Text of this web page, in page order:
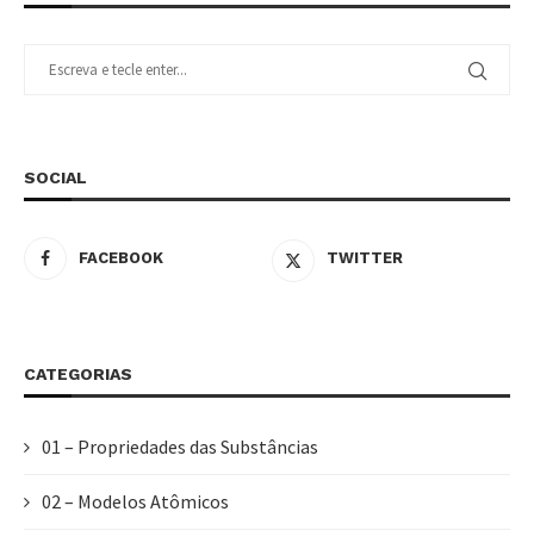
SOCIAL
FACEBOOK TWITTER
CATEGORIAS
01 – Propriedades das Substâncias
02 – Modelos Atômicos